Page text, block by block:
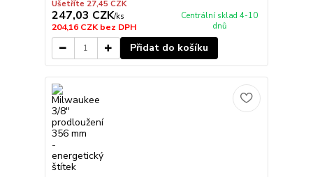
Ušetříte 27,45 CZK
247,03 CZK/ks
204,16 CZKbez DPH
Centrální sklad 4-10
dnů
Přidat do košíku